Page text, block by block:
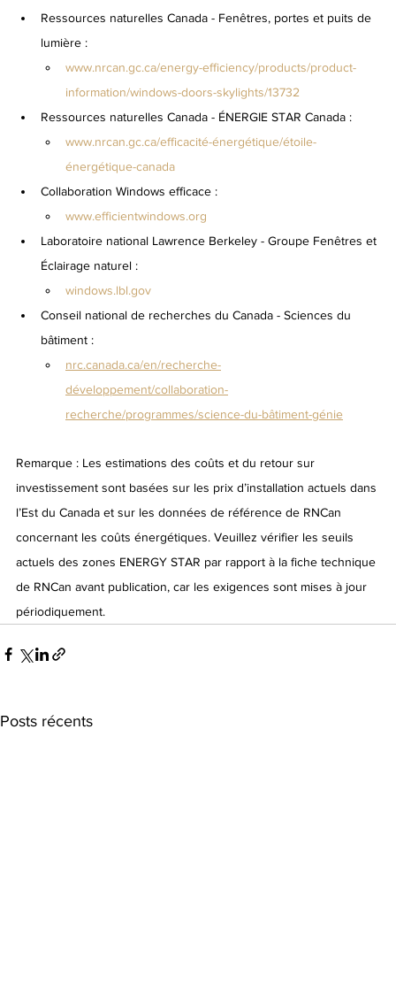
Ressources naturelles Canada - Fenêtres, portes et puits de
lumière :
www.nrcan.gc.ca/energy-efficiency/products/product-
information/windows-doors-skylights/13732
Ressources naturelles Canada - ÉNERGIE STAR Canada :
www.nrcan.gc.ca/efficacité-énergétique/étoile-
énergétique-canada
Collaboration Windows efficace :
www.efficientwindows.org
Laboratoire national Lawrence Berkeley - Groupe Fenêtres et
Éclairage naturel :
windows.lbl.gov
Conseil national de recherches du Canada - Sciences du
bâtiment :
nrc.canada.ca/en/recherche-
développement/collaboration-
recherche/programmes/science-du-bâtiment-génie
Remarque : Les estimations des coûts et du retour sur
investissement sont basées sur les prix d’installation actuels dans
l’Est du Canada et sur les données de référence de RNCan
concernant les coûts énergétiques. Veuillez vérifier les seuils
actuels des zones ENERGY STAR par rapport à la fiche technique
de RNCan avant publication, car les exigences sont mises à jour
périodiquement.
Posts récents